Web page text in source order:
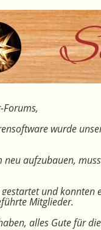
Forums,
wurde
aufzubauen,
und
Mitglieder.
alles Gute für